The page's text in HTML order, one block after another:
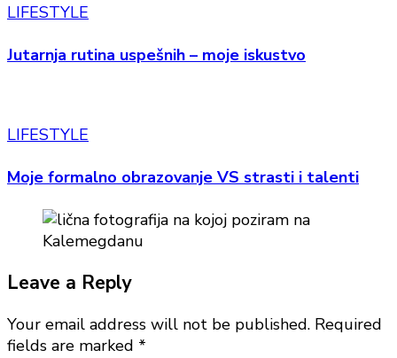
LIFESTYLE
Jutarnja rutina uspešnih – moje iskustvo
LIFESTYLE
Moje formalno obrazovanje VS strasti i talenti
Leave a Reply
Your email address will not be published. Required
fields are marked *